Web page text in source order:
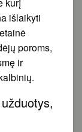
išlaikyti
poroms,
ir